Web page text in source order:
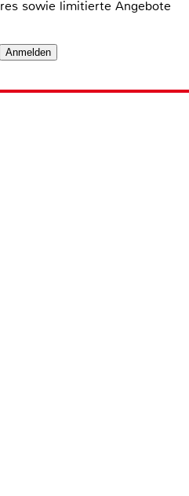
sowie limitierte Angebote